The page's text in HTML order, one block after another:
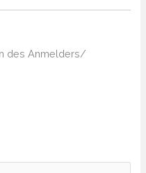
des Anmelders/